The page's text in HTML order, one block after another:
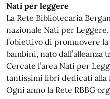
Nati per leggere
La Rete Bibliotecaria
nazionale Nati per
l’obiettivo di promuovere
bambini, nato
Cercate l’area Nati per
tantissimi libri dedicati alla
Ogni anno la Rete RBBG